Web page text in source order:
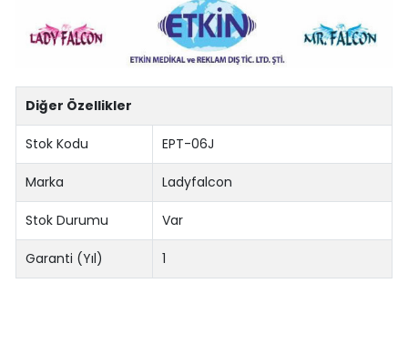
Diğer Özellikler
Stok Kodu EPT-06J
Marka Ladyfalcon
Stok Durumu Var
Garanti (Yıl) 1